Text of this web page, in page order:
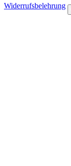
Widerrufsbelehrung